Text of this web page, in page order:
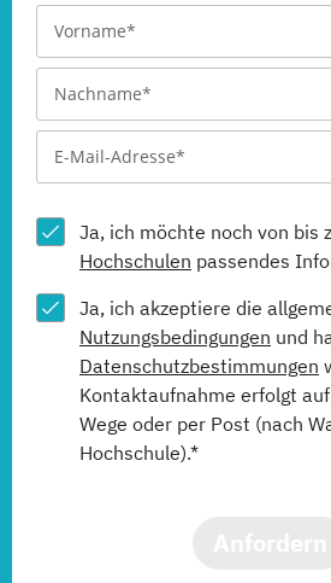
Ja, ich möchte noch von bis
Hochschulen passendes
Ja, ich akzeptiere die
Nutzungsbedingungen und
Datenschutzbestimmungen
Kontaktaufnahme erfolgt
Wege oder per Post (nach
Hochschule).*